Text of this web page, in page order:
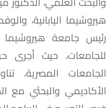
هيروشيما اليابانية،
رئيس جامعة هيروشيما
للجامعات، حيث أجرى
الجامعات المصرية،
الأكاديمي والبحثي مع